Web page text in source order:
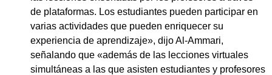
de plataformas. Los estudiantes pueden participar en
varias actividades que pueden enriquecer su
experiencia de aprendizaje», dijo Al-Ammari,
señalando que «además de las lecciones virtuales
simultáneas a las que asisten estudiantes y profesores